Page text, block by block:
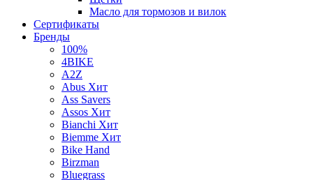
Масло для тормозов и вилок
Сертификаты
Бренды
100%
4BIKE
A2Z
Abus Хит
Ass Savers
Assos Хит
Bianchi Хит
Biemme Хит
Bike Hand
Birzman
Bluegrass